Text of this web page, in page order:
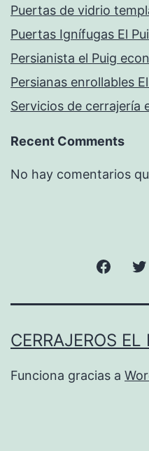
Puertas de vidrio
Puertas Ignífugas El
Persianista el Puig
Persianas enrollables
Servicios de cerrajería
Recent Comments
No hay comentarios
CERRAJEROS
Funciona gracias a